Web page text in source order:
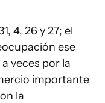
4, 26 y 27; el
ese
veces por la
importante
la